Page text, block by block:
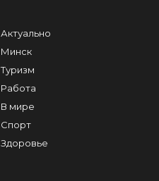
Актуально
Минск
Туризм
Работа
В мире
Спорт
Здоровье